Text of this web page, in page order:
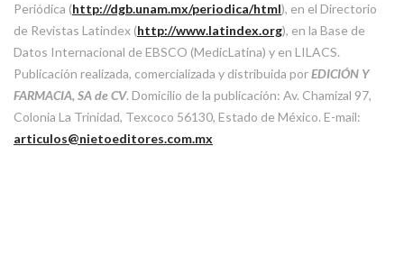
Periódica (http://dgb.unam.mx/periodica/html), en el Directorio
de Revistas Latindex (http://www.latindex.org), en la Base de
Datos Internacional de EBSCO (MedicLatina) y en LILACS.
Publicación realizada, comercializada y distribuida porEDICIÓN Y
FARMACIA, SA de CV. Domicilio de la publicación: Av. Chamizal 97,
Colonia La Trinidad, Texcoco 56130, Estado de México. E-mail:
articulos@nietoeditores.com.mx